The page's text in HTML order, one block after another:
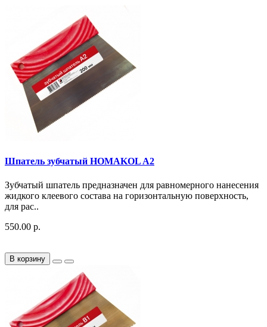
Шпатель зубчатый HOMAKOL A2
Зубчатый шпатель предназначен для равномерного нанесения
жидкого клеевого состава на горизонтальную поверхность,
для рас..
550.00 р.
В корзину